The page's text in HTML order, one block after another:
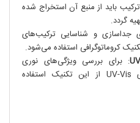
ترکیب باید از منبع آن استخراج شده
گردد.
جداسازی و شناسایی ترکیب‌های
کروماتوگرافی استفاده می‌شود.
: برای بررسی ویژگی‌های نوری
نارینگین و جذب پرتوهای UV-Vis از این تکنیک استفاده